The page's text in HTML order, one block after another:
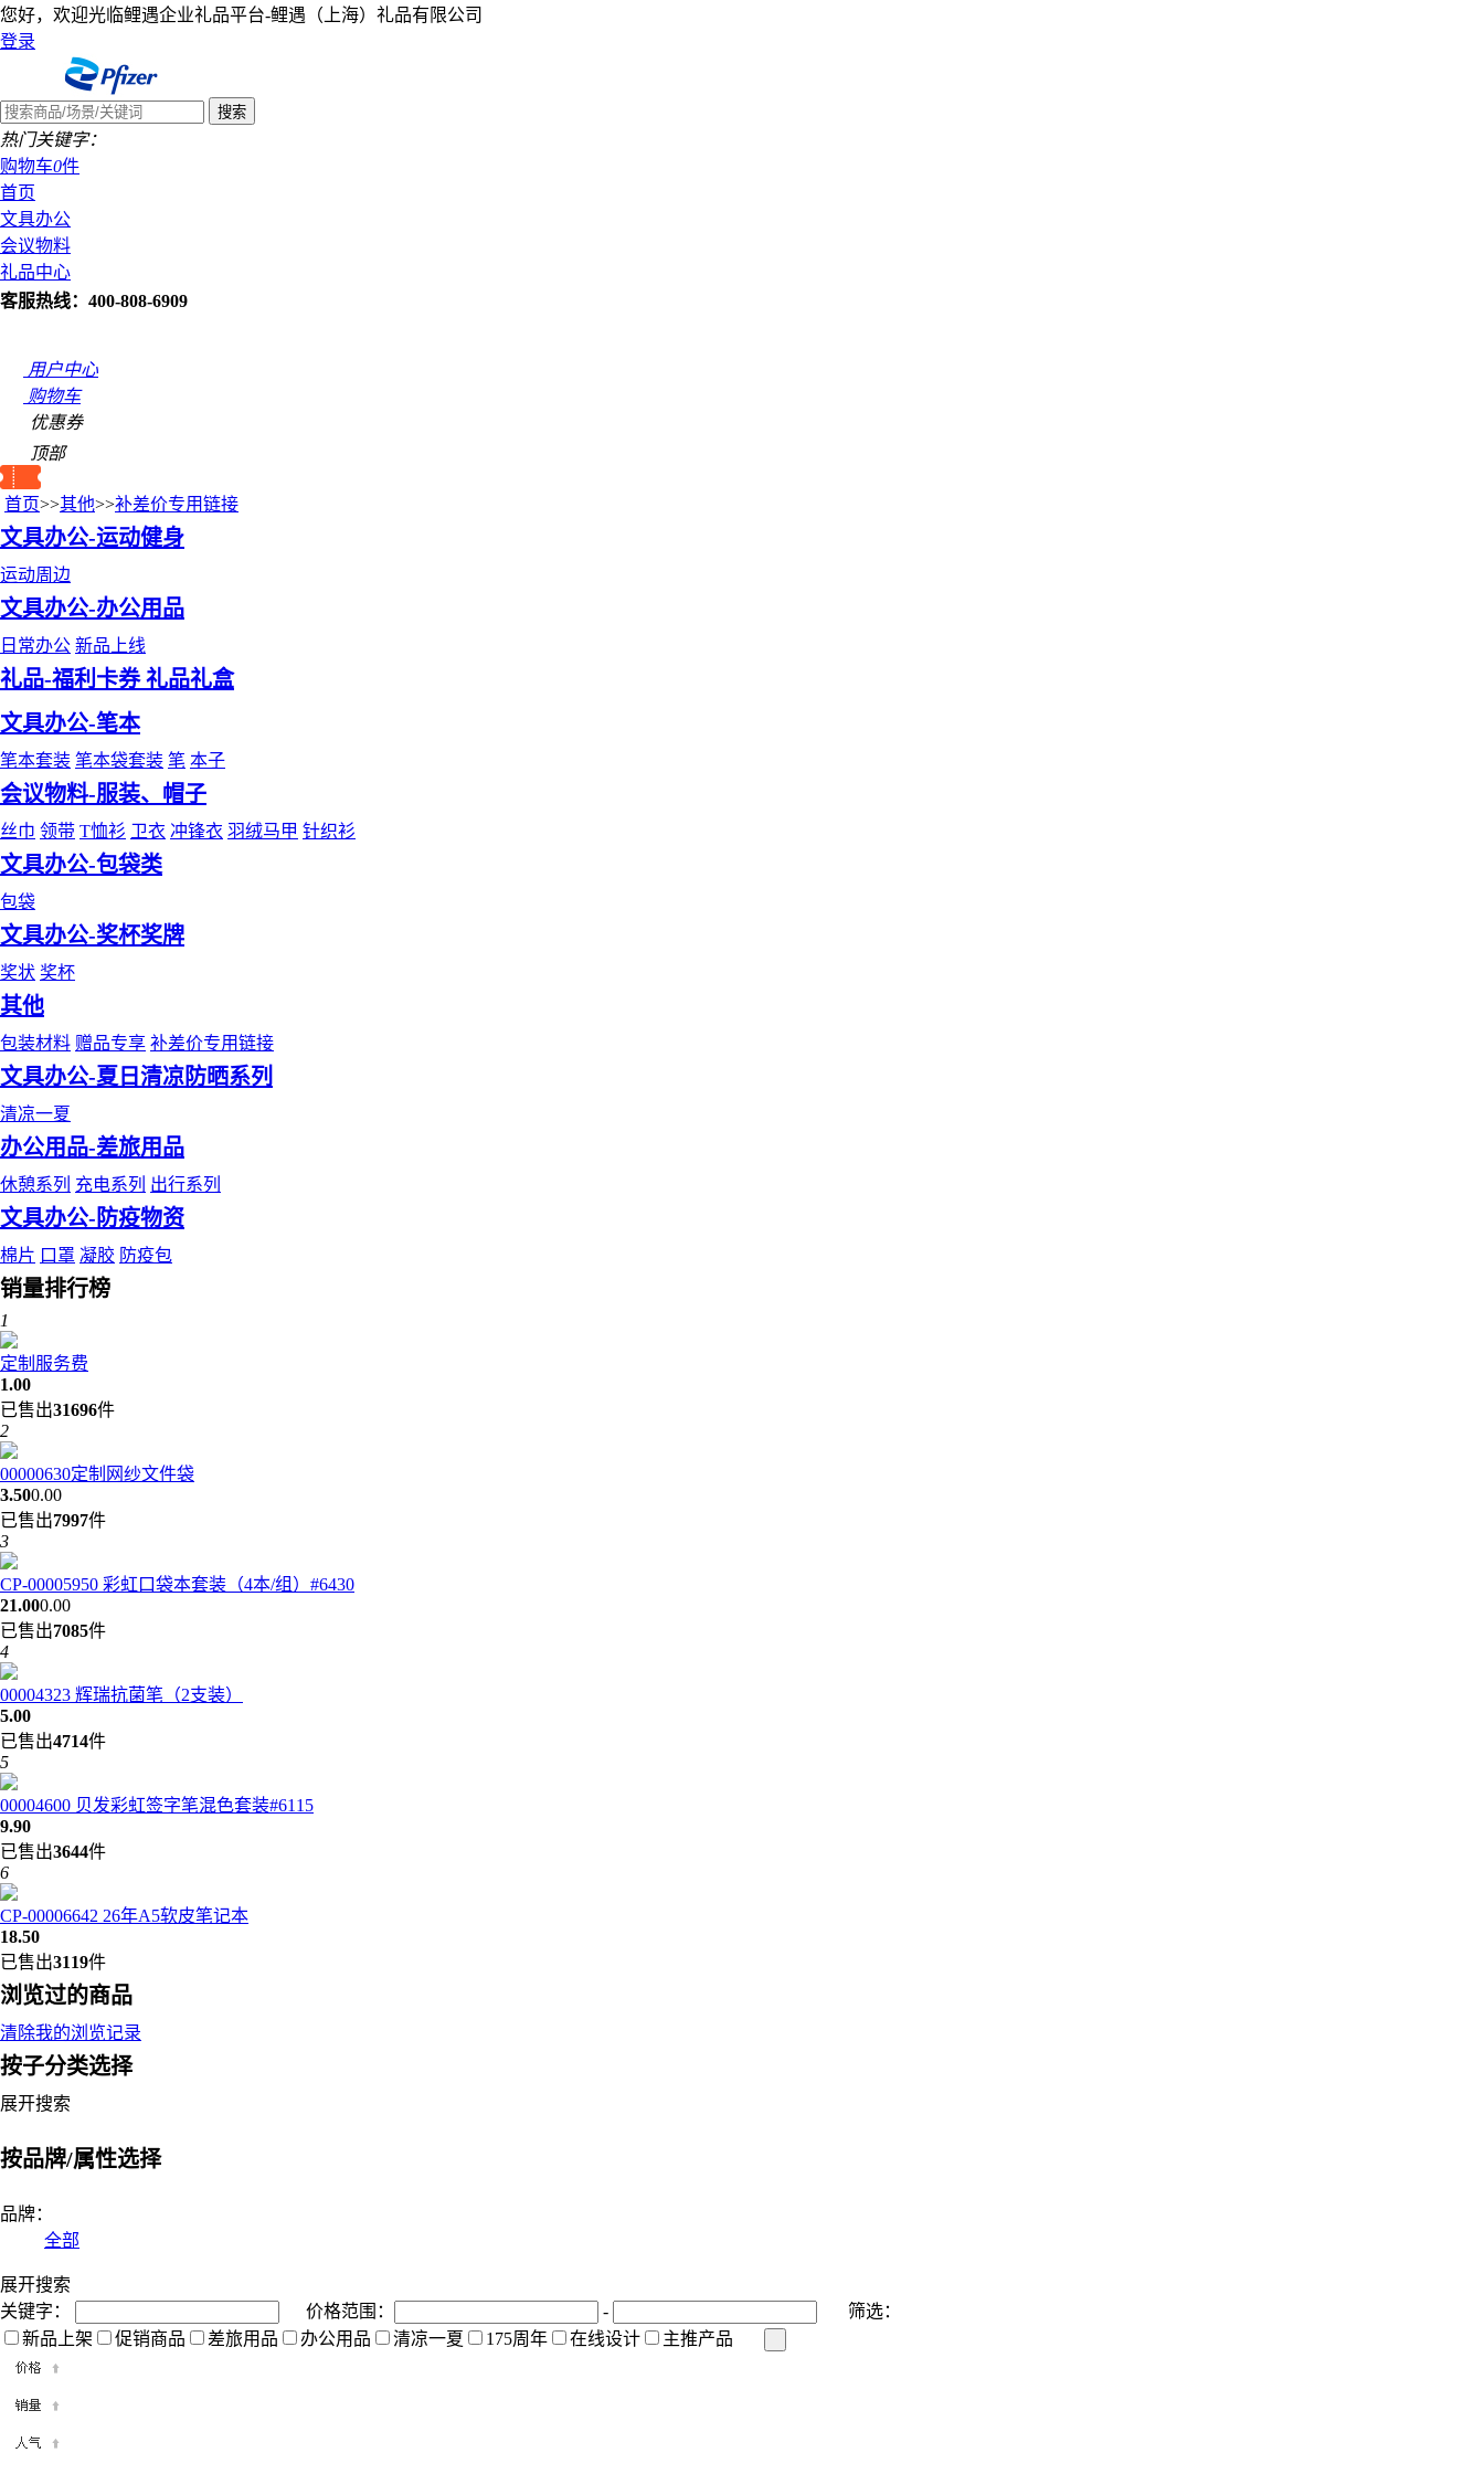
您好，欢迎光临鲤遇企业礼品平台-鲤遇（上海）礼品有限公司
登录
热门关键字：
购物车0件
首页
文具办公
会议物料
礼品中心
客服热线：400-808-6909
用户中心
购物车
优惠券
顶部
首页>>其他>>补差价专用链接
文具办公-运动健身
运动周边
文具办公-办公用品
日常办公 新品上线
礼品-福利卡券 礼品礼盒
文具办公-笔本
笔本套装 笔本袋套装 笔 本子
会议物料-服装、帽子
丝巾 领带 T恤衫 卫衣 冲锋衣 羽绒马甲 针织衫
文具办公-包袋类
包袋
文具办公-奖杯奖牌
奖状 奖杯
其他
包装材料 赠品专享 补差价专用链接
文具办公-夏日清凉防晒系列
清凉一夏
办公用品-差旅用品
休憩系列 充电系列 出行系列
文具办公-防疫物资
棉片 口罩 凝胶 防疫包
销量排行榜
1
定制服务费
1.00
已售出31696件
2
00000630定制网纱文件袋
3.500.00
已售出7997件
3
CP-00005950 彩虹口袋本套装（4本/组）#6430
21.000.00
已售出7085件
4
00004323 辉瑞抗菌笔（2支装）
5.00
已售出4714件
5
00004600 贝发彩虹签字笔混色套装#6115
9.90
已售出3644件
6
CP-00006642 26年A5软皮笔记本
18.50
已售出3119件
浏览过的商品
清除我的浏览记录
按子分类选择
展开搜索
按品牌/属性选择
品牌：
全部
展开搜索
关键字：
价格范围： -
筛选：
新品上架
促销商品 差旅用品 办公用品 清凉一夏 175周年 在线设计 主推产品